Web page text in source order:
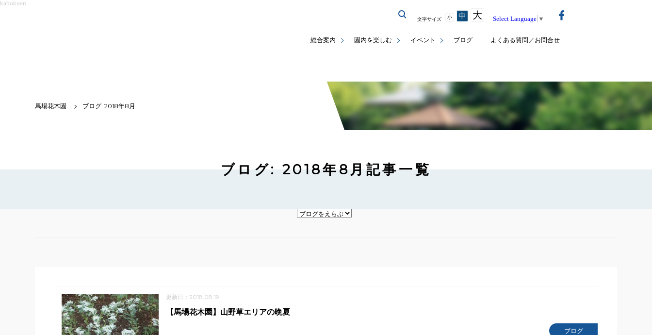
kabokuen
総合案内 園内を楽しむ イベント ブログ よくある質問／お問合せ
文字サイズ 小 中 大 Select Language ▼
馬場花木園 ブログ: 2018年8月
ブログ: 2018年8月記事一覧
更新日：2018.08.19
ブログ
【馬場花木園】山野草エリアの晩夏